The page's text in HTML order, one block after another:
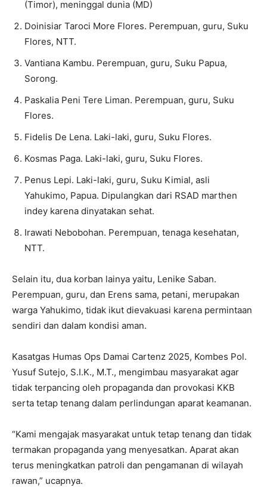
(Timor), meninggal dunia (MD)
Doinisiar Taroci More Flores. Perempuan, guru, Suku
Flores, NTT.
Vantiana Kambu. Perempuan, guru, Suku Papua,
Sorong.
Paskalia Peni Tere Liman. Perempuan, guru, Suku
Flores.
Fidelis De Lena. Laki-laki, guru, Suku Flores.
Kosmas Paga. Laki-laki, guru, Suku Flores.
Penus Lepi. Laki-laki, guru, Suku Kimial, asli
Yahukimo, Papua. Dipulangkan dari RSAD marthen
indey karena dinyatakan sehat.
Irawati Nebobohan. Perempuan, tenaga kesehatan,
NTT.
Selain itu, dua korban lainya yaitu, Lenike Saban.
Perempuan, guru, dan Erens sama, petani, merupakan
warga Yahukimo, tidak ikut dievakuasi karena permintaan
sendiri dan dalam kondisi aman.
Kasatgas Humas Ops Damai Cartenz 2025, Kombes Pol.
Yusuf Sutejo, S.I.K., M.T., mengimbau masyarakat agar
tidak terpancing oleh propaganda dan provokasi KKB
serta tetap tenang dalam perlindungan aparat keamanan.
“Kami mengajak masyarakat untuk tetap tenang dan tidak
termakan propaganda yang menyesatkan. Aparat akan
terus meningkatkan patroli dan pengamanan di wilayah
rawan,” ucapnya.